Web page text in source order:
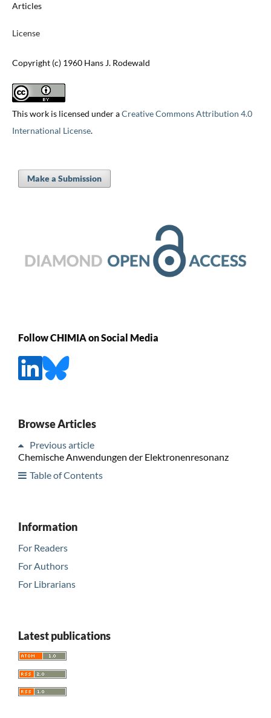
Articles
License
Copyright (c) 1960 Hans J. Rodewald
This work is licensed under aCreative Commons Attribution 4.0
International License.
Make a Submission
Follow CHIMIA on Social Media
Browse Articles
Previous article
Chemische Anwendungen der Elektronenresonanz
Table of Contents
Information
For Readers
For Authors
For Librarians
Latest publications